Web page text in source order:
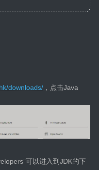
downloads/，点击Java
可以进入到JDK的下